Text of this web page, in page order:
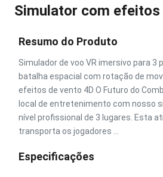
Simulator com efeitos
Resumo do Produto
Simulador de voo VR imersivo para 3
batalha espacial com rotação de
efeitos de vento 4D O Futuro do
local de entretenimento com nosso
nível profissional de 3 lugares. Esta
transporta os jogadores ...
Especificações